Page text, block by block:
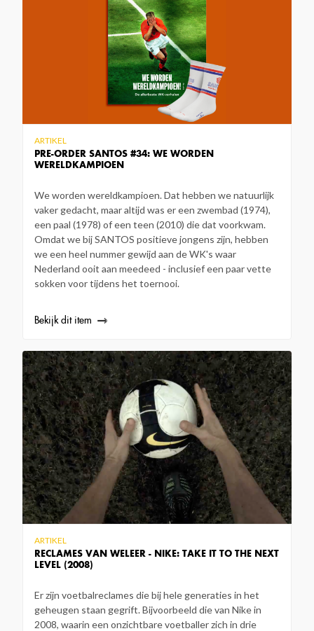
PRE-ORDER SANTOS #34: WE WORDEN
WERELDKAMPIOEN
ARTIKEL
We worden wereldkampioen. Dat hebben we natuurlijk
vaker gedacht, maar altijd was er een zwembad (1974),
een paal (1978) of een teen (2010) die dat voorkwam.
Omdat we bij SANTOS positieve jongens zijn, hebben
we een heel nummer gewijd aan de WK's waar
Nederland ooit aan meedeed - inclusief een paar vette
sokken voor tijdens het toernooi.
Bekijk dit item
RECLAMES VAN WELEER - NIKE: TAKE IT TO THE NEXT
LEVEL (2008)
ARTIKEL
Er zijn voetbalreclames die bij hele generaties in het
geheugen staan gegrift. Bijvoorbeeld die van Nike in
2008, waarin een onzichtbare voetballer zich in drie